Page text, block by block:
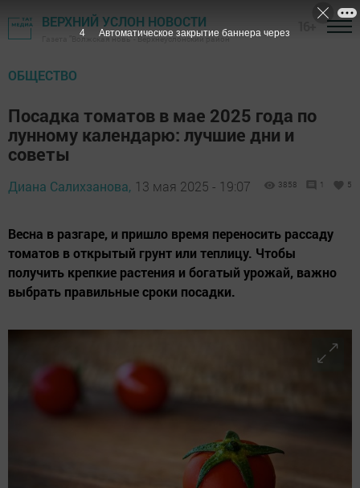
ВЕРХНИЙ УСЛОН НОВОСТИ
Газета "Волжская новь" - Верхнеуслонский район
ОБЩЕСТВО
Посадка томатов в мае 2025 года по
лунному календарю: лучшие дни и
советы
Диана Салихзанова, 13 мая 2025 - 19:07 3858 1 5
Весна в разгаре, и пришло время переносить рассаду
томатов в открытый грунт или теплицу. Чтобы
получить крепкие растения и богатый урожай, важно
выбрать правильные сроки посадки.
2 Автоматическое закрытие баннера через